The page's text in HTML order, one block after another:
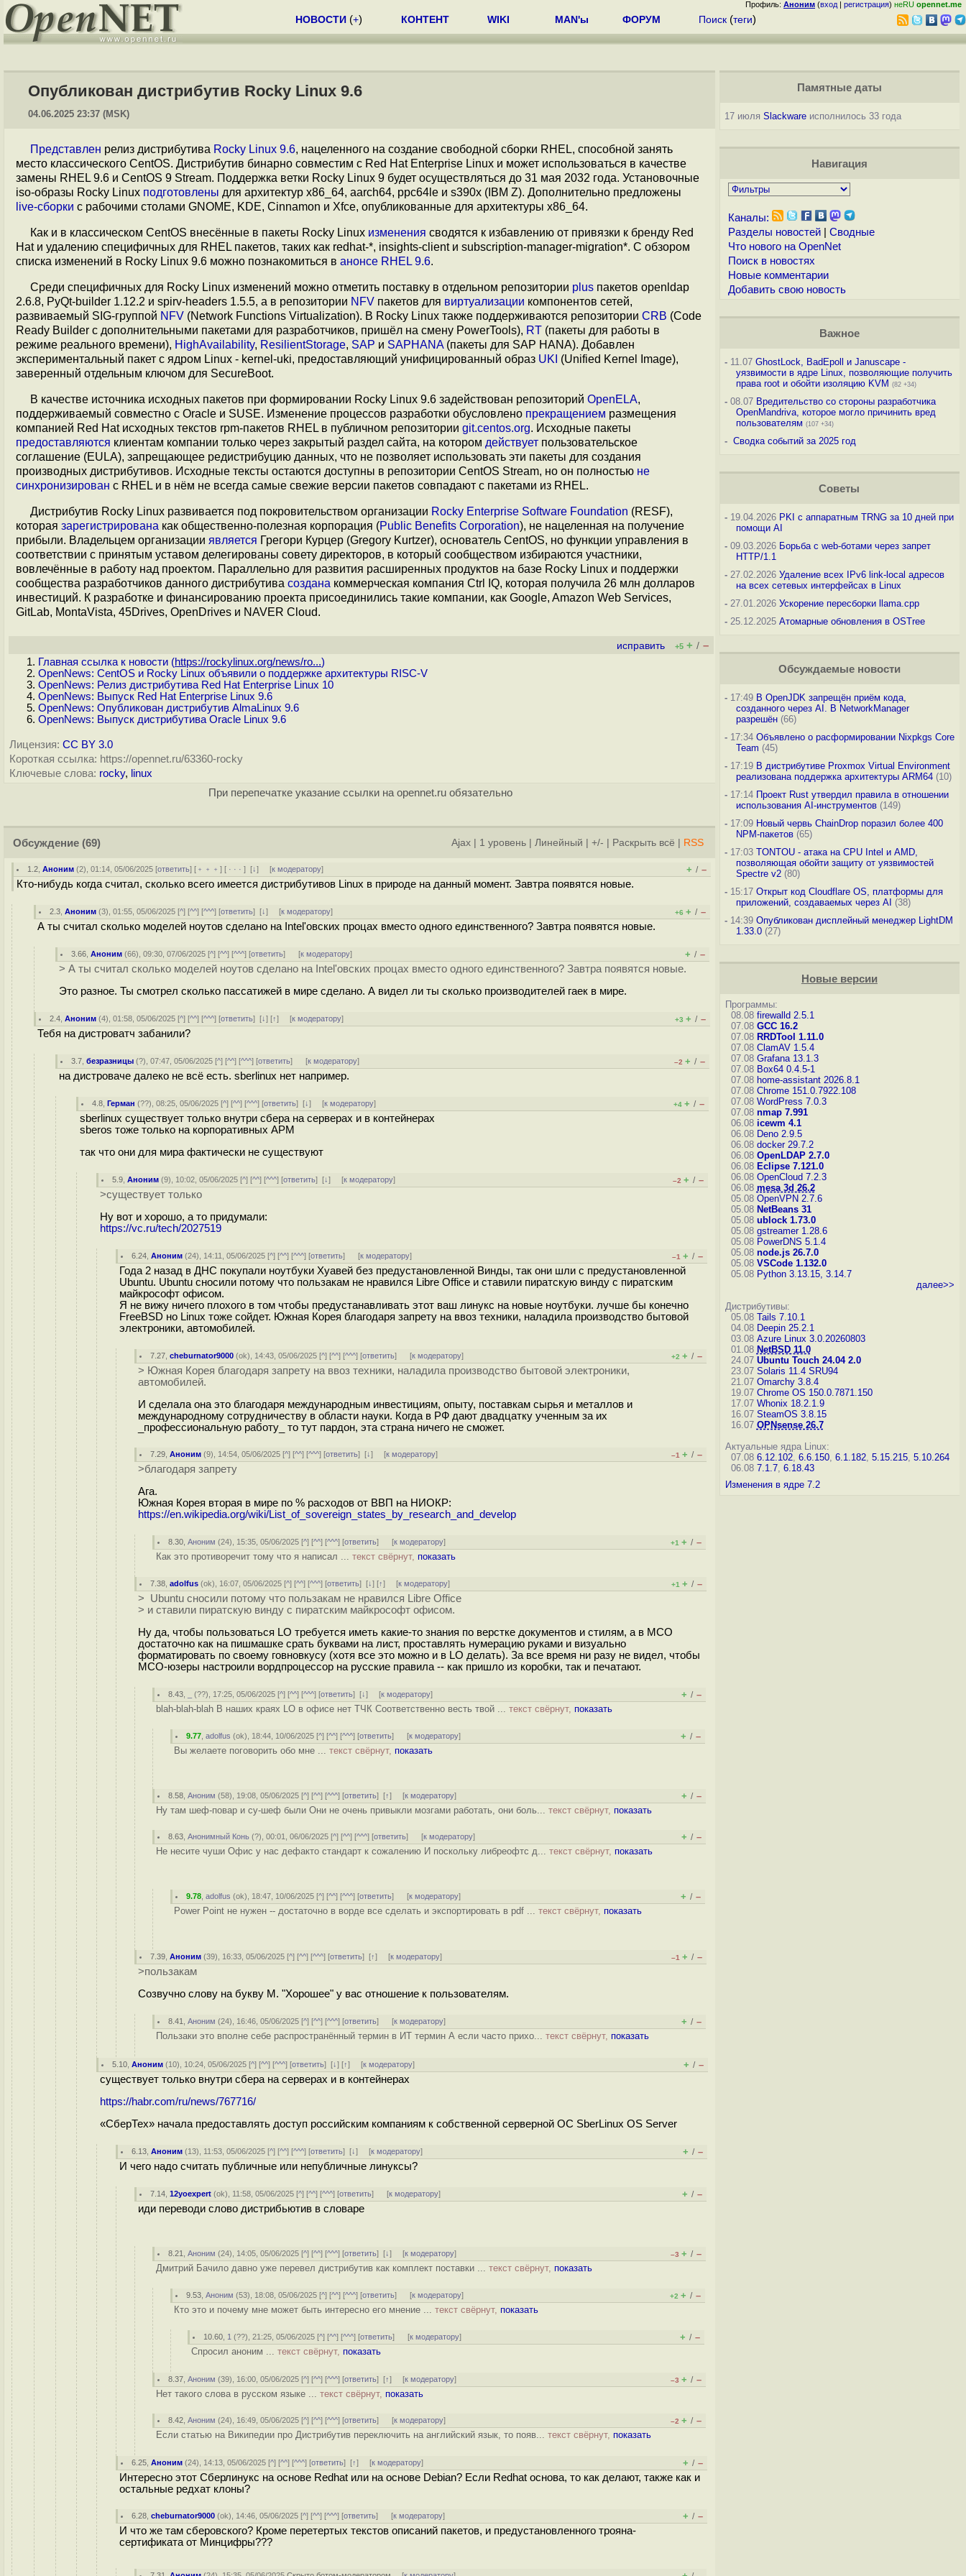
Профиль: Аноним (вход | регистрация) неRU opennet.me
НОВОСТИ (+) КОНТЕНТ WIKI MAN'ы ФОРУМ Поиск (теги)
Опубликован дистрибутив Rocky Linux 9.6
04.06.2025 23:37 (MSK)
Представлен релиз дистрибутива Rocky Linux 9.6, нацеленного на создание свободной сборки RHEL, способной занять
место классического CentOS. Дистрибутив бинарно совместим с Red Hat Enterprise Linux и может использоваться в качестве
замены RHEL 9.6 и CentOS 9 Stream. Поддержка ветки Rocky Linux 9 будет осуществляться до 31 мая 2032 года. Установочные
iso-образы Rocky Linux подготовлены для архитектур x86_64, aarch64, ppc64le и s390x (IBM Z). Дополнительно предложены
live-сборки с рабочими столами GNOME, KDE, Cinnamon и Xfce, опубликованные для архитектуры x86_64.
Как и в классическом CentOS внесённые в пакеты Rocky Linux изменения сводятся к избавлению от привязки к бренду Red
Hat и удалению специфичных для RHEL пакетов, таких как redhat-*, insights-client и subscription-manager-migration*. С обзором
списка изменений в Rocky Linux 9.6 можно познакомиться в анонсе RHEL 9.6.
Среди специфичных для Rocky Linux изменений можно отметить поставку в отдельном репозитории plus пакетов openldap
2.6.8, PyQt-builder 1.12.2 и spirv-headers 1.5.5, а в репозитории NFV пакетов для виртуализации компонентов сетей,
развиваемый SIG-группой NFV (Network Functions Virtualization). В Rocky Linux также поддерживаются репозитории CRB (Code
Ready Builder с дополнительными пакетами для разработчиков, пришёл на смену PowerTools), RT (пакеты для работы в
режиме реального времени), HighAvailability, ResilientStorage, SAP и SAPHANA (пакеты для SAP HANA). Добавлен
экспериментальный пакет с ядром Linux - kernel-uki, предоставляющий унифицированный образ UKI (Unified Kernel Image),
заверенный отдельным ключом для SecureBoot.
В качестве источника исходных пакетов при формировании Rocky Linux 9.6 задействован репозиторий OpenELA,
поддерживаемый совместно с Oracle и SUSE. Изменение процессов разработки обусловлено прекращением размещения
компанией Red Hat исходных текстов rpm-пакетов RHEL в публичном репозитории git.centos.org. Исходные пакеты
предоставляются клиентам компании только через закрытый раздел сайта, на котором действует пользовательское
соглашение (EULA), запрещающее редистрибуцию данных, что не позволяет использовать эти пакеты для создания
производных дистрибутивов. Исходные тексты остаются доступны в репозитории CentOS Stream, но он полностью не
синхронизирован с RHEL и в нём не всегда самые свежие версии пакетов совпадают с пакетами из RHEL.
Дистрибутив Rocky Linux развивается под покровительством организации Rocky Enterprise Software Foundation (RESF),
которая зарегистрирована как общественно-полезная корпорация (Public Benefits Corporation), не нацеленная на получение
прибыли. Владельцем организации является Грегори Курцер (Gregory Kurtzer), основатель CentOS, но функции управления в
соответствии с принятым уставом делегированы совету директоров, в который сообществом избираются участники,
вовлечённые в работу над проектом. Параллельно для развития расширенных продуктов на базе Rocky Linux и поддержки
сообщества разработчиков данного дистрибутива создана коммерческая компания Ctrl IQ, которая получила 26 млн долларов
инвестиций. К разработке и финансированию проекта присоединились такие компании, как Google, Amazon Web Services,
GitLab, MontaVista, 45Drives, OpenDrives и NAVER Cloud.
исправить +5 + / –
Главная ссылка к новости (https://rockylinux.org/news/ro...)
OpenNews: CentOS и Rocky Linux объявили о поддержке архитектуры RISC-V
OpenNews: Релиз дистрибутива Red Hat Enterprise Linux 10
OpenNews: Выпуск Red Hat Enterprise Linux 9.6
OpenNews: Опубликован дистрибутив AlmaLinux 9.6
OpenNews: Выпуск дистрибутива Oracle Linux 9.6
Лицензия: CC BY 3.0
Короткая ссылка: https://opennet.ru/63360-rocky
Ключевые слова: rocky, linux
При перепечатке указание ссылки на opennet.ru обязательно
Обсуждение (69) Ajax 1 уровень Линейный +/- Раскрыть всё RSS
1.2 ,Аноним (2), 01:14, 05/06/2025 [ответить] [ ﹢﹢﹢] [ · · ·][↓] [к модератору] + / –
Кто-нибудь когда считал, сколько всего имеется дистрибутивов Linux в природе на данный момент. Завтра появятся новые.
2.3 ,Аноним (3), 01:55, 05/06/2025 [^] [^^] [^^^] [ответить][↓] [к модератору] +6 + / –
А ты считал сколько моделей ноутов сделано на Intel'овских процах вместо одного единственного? Завтра появятся новые.
3.66 ,Аноним (66), 09:30, 07/06/2025 [^] [^^] [^^^] [ответить] [к модератору] + / –
> А ты считал сколько моделей ноутов сделано на Intel'овских процах вместо одного единственного? Завтра появятся новые.
Это разное. Ты смотрел сколько пассатижей в мире сделано. А видел ли ты сколько производителей гаек в мире.
2.4 ,Аноним (4), 01:58, 05/06/2025 [^] [^^] [^^^] [ответить][↓] [↑] [к модератору] +3 + / –
Тебя на дистроватч забанили?
3.7 ,безразницы (?), 07:47, 05/06/2025 [^] [^^] [^^^] [ответить] [к модератору] –2 + / –
на дистроваче далеко не всё есть. sberlinux нет например.
4.8 ,Герман (??), 08:25, 05/06/2025 [^] [^^] [^^^] [ответить][↓] [к модератору] +4 + / –
sberlinux существует только внутри сбера на серверах и в контейнерах
sberos тоже только на корпоративных АРМ
так что они для мира фактически не существуют
5.9 ,Аноним (9), 10:02, 05/06/2025 [^] [^^] [^^^] [ответить][↓] [к модератору] –2 + / –
>существует только
Ну вот и хорошо, а то придумали:
https://vc.ru/tech/2027519
6.24 ,Аноним (24), 14:11, 05/06/2025 [^] [^^] [^^^] [ответить] [к модератору] –1 + / –
Года 2 назад в ДНС покупали ноутбуки Хуавей без предустановленной Винды, так они шли с предустановленной
Ubuntu. Ubuntu сносили потому что пользакам не нравился Libre Office и ставили пиратскую винду с пиратским
майкрософт офисом.
Я не вижу ничего плохого в том чтобы предустанавливать этот ваш линукс на новые ноутбуки. лучше бы конечно
FreeBSD но Linux тоже сойдет. Южная Корея благодаря запрету на ввоз техники, наладила производство бытовой
электроники, автомобилей.
7.27 ,cheburnator9000 (ok), 14:43, 05/06/2025 [^] [^^] [^^^] [ответить] [к модератору] +2 + / –
> Южная Корея благодаря запрету на ввоз техники, наладила производство бытовой электроники,
автомобилей.
И сделала она это благодаря международным инвестициям, опыту, поставкам сырья и металлов и
международному сотрудничеству в области науки. Когда в РФ дают двадцатку ученным за их
_профессиональную работу_ то тут пардон, эта страна ничего не сможет.
7.29 ,Аноним (9), 14:54, 05/06/2025 [^] [^^] [^^^] [ответить][↓] [к модератору] –1 + / –
>благодаря запрету
Ага.
Южная Корея вторая в мире по % расходов от ВВП на НИОКР:
https://en.wikipedia.org/wiki/List_of_sovereign_states_by_research_and_develop
8.30 ,Аноним (24), 15:35, 05/06/2025 [^] [^^] [^^^] [ответить] [к модератору] +1 + / –
Как это противоречит тому что я написал ... текст свёрнут, показать
7.38 ,adolfus (ok), 16:07, 05/06/2025 [^] [^^] [^^^] [ответить][↓] [↑] [к модератору] +1 + / –
> Ubuntu сносили потому что пользакам не нравился Libre Office
> и ставили пиратскую винду с пиратским майкрософт офисом.
Ну да, чтобы пользоваться LO требуется иметь какие-то знания по верстке документов и стилям, а в МСО
достаточно как на пишмашке срать буквами на лист, проставлять нумерацию руками и визуально
форматировать по своему говновкусу (хотя все это можно и в LO делать). За все время ни разу не видел, чтобы
МСО-юзеры настроили вордпроцессор на русские правила -- как пришло из коробки, так и печатают.
8.43 (??), 17:25, 05/06/2025 [^] [^^] [^^^] [ответить][↓] [к модератору] + / –
blah-blah-blah В наших краях LO в офисе нет ТЧК Соответственно весть твой ... текст свёрнут, показать
9.77 ,adolfus (ok), 18:44, 10/06/2025 [^] [^^] [^^^] [ответить] [к модератору] + / –
Вы желаете поговорить обо мне ... текст свёрнут, показать
8.58 ,Аноним (58), 19:08, 05/06/2025 [^] [^^] [^^^] [ответить][↑] [к модератору] + / –
Ну там шеф-повар и су-шеф были Они не очень привыкли мозгами работать, они боль... текст свёрнут, показать
8.63 ,Анонимный Конь (?), 00:01, 06/06/2025 [^] [^^] [^^^] [ответить] [к модератору] + / –
Не несите чуши Офис у нас дефакто стандарт к сожалению И поскольку либреофтс д... текст свёрнут, показать
9.78 ,adolfus (ok), 18:47, 10/06/2025 [^] [^^] [^^^] [ответить] [к модератору] + / –
Power Point не нужен -- достаточно в ворде все сделать и экспортировать в pdf ... текст свёрнут, показать
7.39 ,Аноним (39), 16:33, 05/06/2025 [^] [^^] [^^^] [ответить][↑] [к модератору] –1 + / –
>пользакам
Созвучно слову на букву М. "Хорошее" у вас отношение к пользователям.
8.41 ,Аноним (24), 16:46, 05/06/2025 [^] [^^] [^^^] [ответить] [к модератору] + / –
Пользаки это вполне себе распространённый термин в ИТ термин А если часто прихо... текст свёрнут, показать
5.10 ,Аноним (10), 10:24, 05/06/2025 [^] [^^] [^^^] [ответить][↓] [↑] [к модератору] + / –
существует только внутри сбера на серверах и в контейнерах
https://habr.com/ru/news/767716/
«СберТех» начала предоставлять доступ российским компаниям к собственной серверной ОС SberLinux OS Server
6.13 ,Аноним (13), 11:53, 05/06/2025 [^] [^^] [^^^] [ответить][↓] [к модератору] + / –
И чего надо считать публичные или непубличные линуксы?
7.14 ,12yoexpert (ok), 11:58, 05/06/2025 [^] [^^] [^^^] [ответить] [к модератору] + / –
иди переводи слово дистрибьютив в словаре
8.21 ,Аноним (24), 14:05, 05/06/2025 [^] [^^] [^^^] [ответить][↓] [к модератору] –3 + / –
Дмитрий Бачило давно уже перевел дистрибутив как комплект поставки ... текст свёрнут, показать
9.53 ,Аноним (53), 18:08, 05/06/2025 [^] [^^] [^^^] [ответить] [к модератору] +2 + / –
Кто это и почему мне может быть интересно его мнение ... текст свёрнут, показать
10.60 1 (??), 21:25, 05/06/2025 [^] [^^] [^^^] [ответить] [к модератору] + / –
Спросил аноним ... текст свёрнут, показать
8.37 ,Аноним (39), 16:00, 05/06/2025 [^] [^^] [^^^] [ответить][↑] [к модератору] –3 + / –
Нет такого слова в русском языке ... текст свёрнут, показать
8.42 ,Аноним (24), 16:49, 05/06/2025 [^] [^^] [^^^] [ответить] [к модератору] –2 + / –
Если статью на Википедии про Дистрибутив переключить на английский язык, то появ... текст свёрнут, показать
6.25 ,Аноним (24), 14:13, 05/06/2025 [^] [^^] [^^^] [ответить][↑] [к модератору] + / –
Интересно этот Сберлинукс на основе Redhat или на основе Debian? Если Redhat основа, то как делают, также как и
остальные редхат клоны?
6.28 ,cheburnator9000 (ok), 14:46, 05/06/2025 [^] [^^] [^^^] [ответить] [к модератору] + / –
И что же там сберовского? Кроме перетертых текстов описаний пакетов, и предустановленного трояна-
сертификата от Минцифры???
Памятные даты
17 июля Slackwareисполнилось 33 года
Навигация
Каналы:
Разделы новостей| Сводные
Что нового на OpenNet
Поиск в новостях
Новые комментарии
Добавить свою новость
Важное
-11.07 GhostLock, BadEpoll и Januscape -
уязвимости в ядре Linux, позволяющие получить
права root и обойти изоляцию KVM (82 +34)
-08.07 Вредительство со стороны разработчика
OpenMandriva, которое могло причинить вред
пользователям (107 +34)
- Сводка событий за 2025 год
Советы
-19.04.2026 PKI с аппаратным TRNG за 10 дней при
помощи AI
-09.03.2026 Борьба с web-ботами через запрет
HTTP/1.1
-27.02.2026 Удаление всех IPv6 link-local адресов
на всех сетевых интерфейсах в Linux
-27.01.2026 Ускорение пересборки llama.cpp
-25.12.2025 Атомарные обновления в OSTree
Обсуждаемые новости
-17:49 В OpenJDK запрещён приём кода,
созданного через AI. В NetworkManager
разрешён(66)
-17:34 Объявлено о расформировании Nixpkgs Core
Team (45)
-17:19 В дистрибутиве Proxmox Virtual Environment
реализована поддержка архитектуры ARM64(10)
-17:14 Проект Rust утвердил правила в отношении
использования AI-инструментов(149)
-17:09 Новый червь ChainDrop поразил более 400
NPM-пакетов(65)
-17:03 TONTOU - атака на CPU Intel и AMD,
позволяющая обойти защиту от уязвимостей
Spectre v2(80)
-15:17 Открыт код Cloudflare OS, платформы для
приложений, создаваемых через AI (38)
-14:39 Опубликован дисплейный менеджер LightDM
1.33.0(27)
Новые версии
Программы:
08.08 firewalld 2.5.1
07.08 GCC 16.2
07.08 RRDTool 1.11.0
07.08 ClamAV 1.5.4
07.08 Grafana 13.1.3
07.08 Box64 0.4.5-1
07.08 home-assistant 2026.8.1
07.08 Chrome 151.0.7922.108
07.08 WordPress 7.0.3
07.08 nmap 7.991
06.08 icewm 4.1
06.08 Deno 2.9.5
06.08 docker 29.7.2
06.08 OpenLDAP 2.7.0
06.08 Eclipse 7.121.0
06.08 OpenCloud 7.2.3
06.08 mesa 3d 26.2
05.08 OpenVPN 2.7.6
05.08 NetBeans 31
05.08 ublock 1.73.0
05.08 gstreamer 1.28.6
05.08 PowerDNS 5.1.4
05.08 node.js 26.7.0
05.08 VSCode 1.132.0
05.08 Python 3.13.15, 3.14.7
далее>>
Дистрибутивы:
05.08 Tails 7.10.1
04.08 Deepin 25.2.1
03.08 Azure Linux 3.0.20260803
01.08 NetBSD 11.0
24.07 Ubuntu Touch 24.04 2.0
23.07 Solaris 11.4 SRU94
21.07 Omarchy 3.8.4
19.07 Chrome OS 150.0.7871.150
17.07 Whonix 18.2.1.9
16.07 SteamOS 3.8.15
16.07 OPNsense 26.7
Актуальные ядра Linux:
07.08 6.12.102, 6.6.150, 6.1.182, 5.15.215, 5.10.264
06.08 7.1.7, 6.18.43
Изменения в ядре 7.2